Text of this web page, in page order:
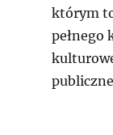
którym
pełnego